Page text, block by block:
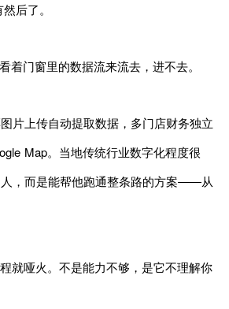
后了。
门窗里的数据流来流去，进不去。
片上传自动提取数据，多门店财务独立
Map。当地传统行业数字化程度很
，而是能帮他跑通整条路的方案——从
就哑火。不是能力不够，是它不理解你